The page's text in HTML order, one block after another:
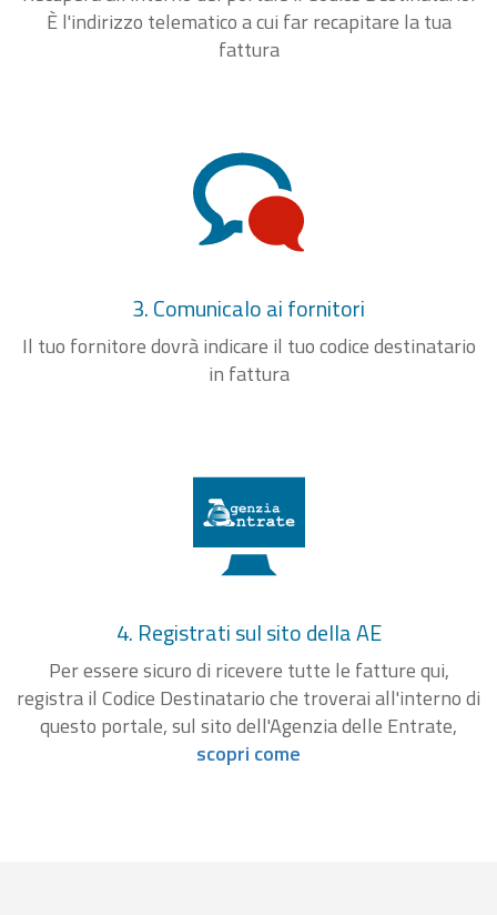
È l'indirizzo telematico a cui far recapitare la tua
fattura
3. Comunicalo ai fornitori
Il tuo fornitore dovrà indicare il tuo codice destinatario
in fattura
4. Registrati sul sito della AE
Per essere sicuro di ricevere tutte le fatture qui,
registra il Codice Destinatario che troverai all'interno di
questo portale, sul sito dell'Agenzia delle Entrate,
scopri come